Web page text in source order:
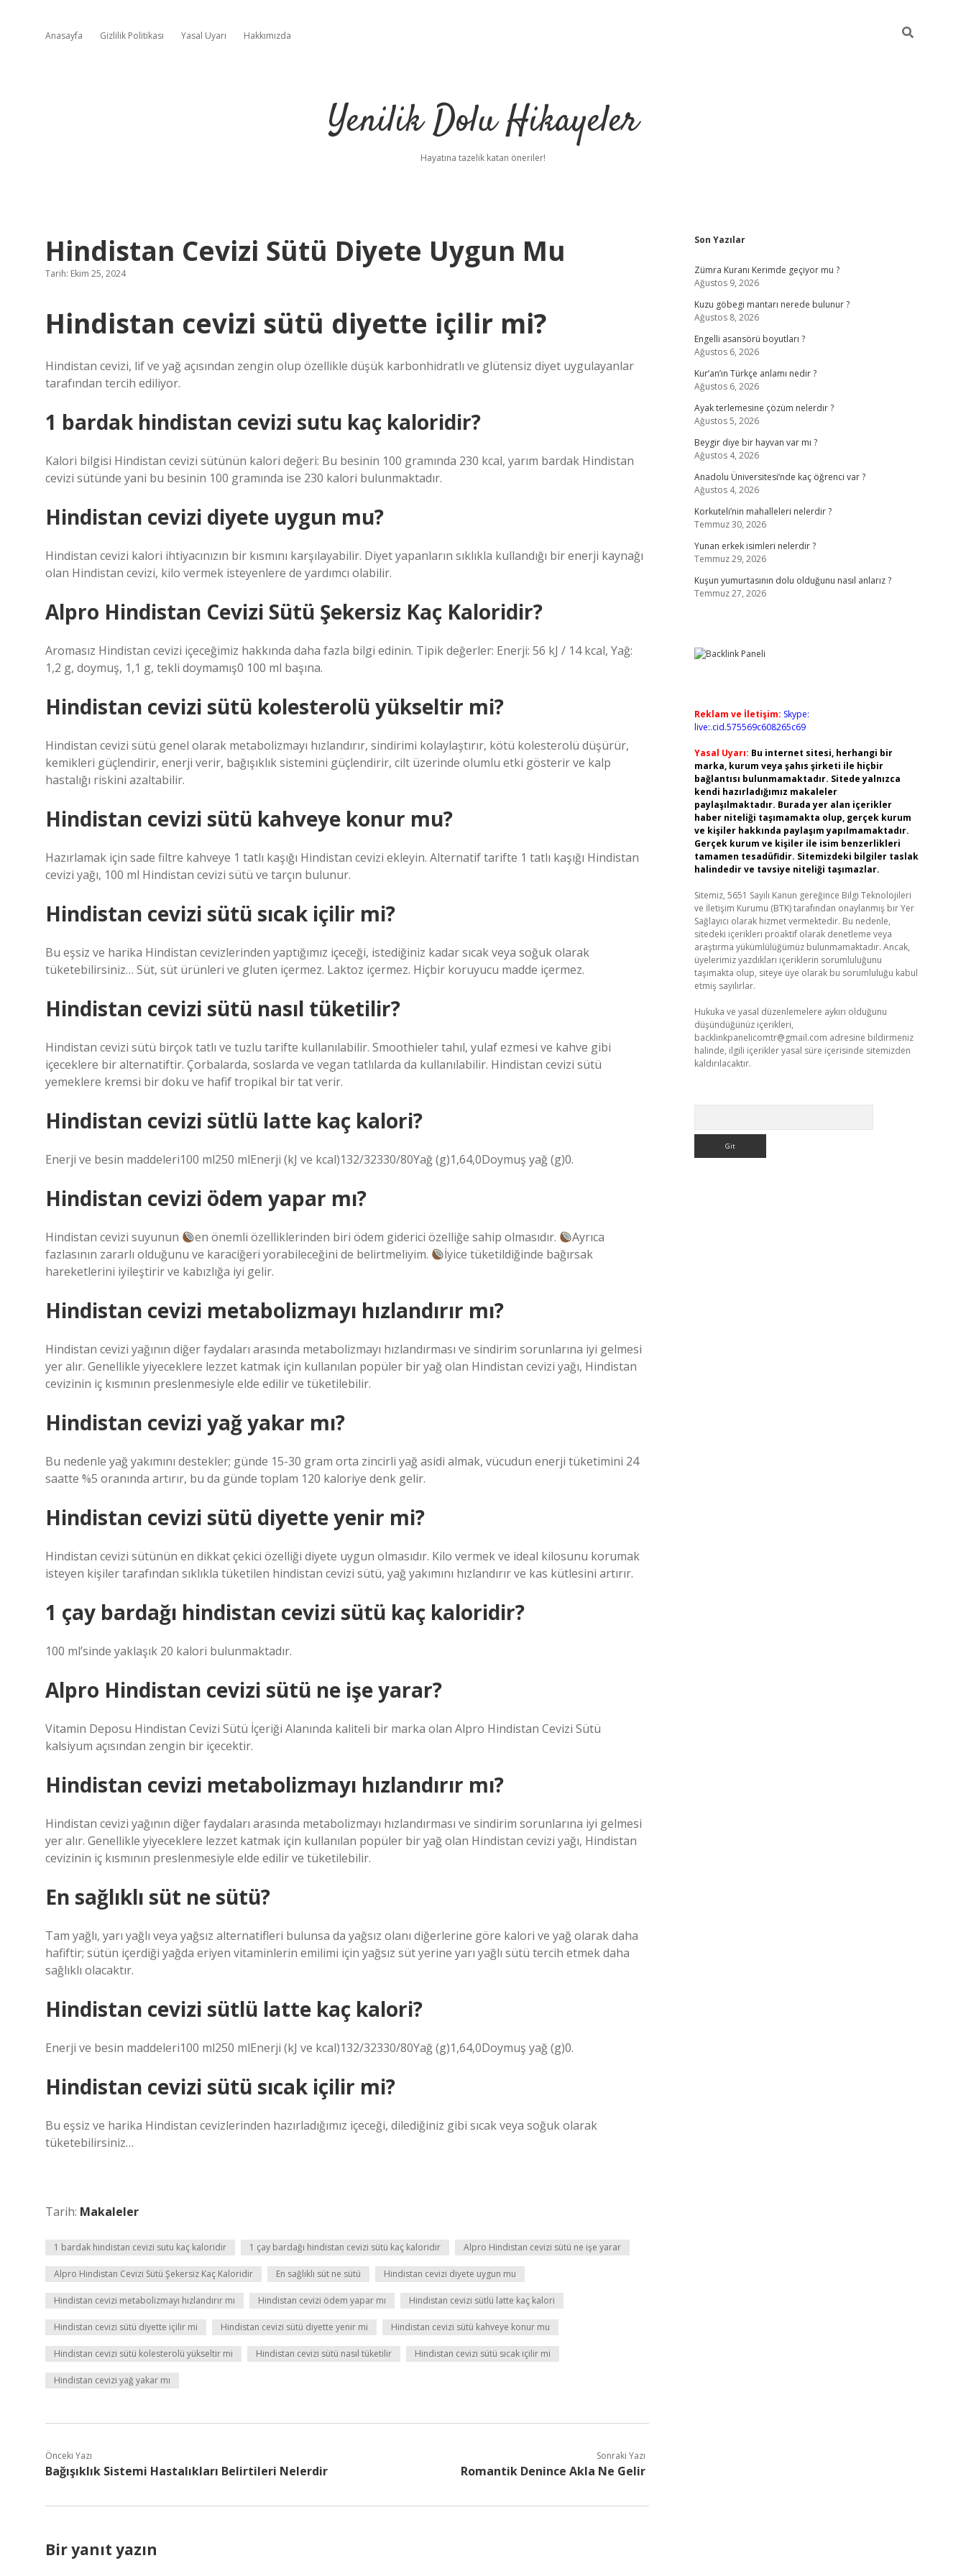
Anasayfa Gizlilik Politikası Yasal Uyarı Hakkımızda
Yenilik Dolu Hikayeler
Hayatına tazelik katan öneriler!
Hindistan Cevizi Sütü Diyete Uygun Mu
Tarih: Ekim 25, 2024
Hindistan cevizi sütü diyette içilir mi?
Hindistan cevizi, lif ve yağ açısından zengin olup özellikle düşük karbonhidratlı ve glütensiz diyet uygulayanlar
tarafından tercih ediliyor.
1 bardak hindistan cevizi sutu kaç kaloridir?
Kalori bilgisi Hindistan cevizi sütünün kalori değeri: Bu besinin 100 gramında 230 kcal, yarım bardak Hindistan
cevizi sütünde yani bu besinin 100 gramında ise 230 kalori bulunmaktadır.
Hindistan cevizi diyete uygun mu?
Hindistan cevizi kalori ihtiyacınızın bir kısmını karşılayabilir. Diyet yapanların sıklıkla kullandığı bir enerji kaynağı
olan Hindistan cevizi, kilo vermek isteyenlere de yardımcı olabilir.
Alpro Hindistan Cevizi Sütü Şekersiz Kaç Kaloridir?
Aromasız Hindistan cevizi içeceğimiz hakkında daha fazla bilgi edinin. Tipik değerler: Enerji: 56 kJ / 14 kcal, Yağ:
1,2 g, doymuş, 1,1 g, tekli doymamış0 100 ml başına.
Hindistan cevizi sütü kolesterolü yükseltir mi?
Hindistan cevizi sütü genel olarak metabolizmayı hızlandırır, sindirimi kolaylaştırır, kötü kolesterolü düşürür,
kemikleri güçlendirir, enerji verir, bağışıklık sistemini güçlendirir, cilt üzerinde olumlu etki gösterir ve kalp
hastalığı riskini azaltabilir.
Hindistan cevizi sütü kahveye konur mu?
Hazırlamak için sade filtre kahveye 1 tatlı kaşığı Hindistan cevizi ekleyin. Alternatif tarifte 1 tatlı kaşığı Hindistan
cevizi yağı, 100 ml Hindistan cevizi sütü ve tarçın bulunur.
Hindistan cevizi sütü sıcak içilir mi?
Bu eşsiz ve harika Hindistan cevizlerinden yaptığımız içeceği, istediğiniz kadar sıcak veya soğuk olarak
tüketebilirsiniz… Süt, süt ürünleri ve gluten içermez. Laktoz içermez. Hiçbir koruyucu madde içermez.
Hindistan cevizi sütü nasıl tüketilir?
Hindistan cevizi sütü birçok tatlı ve tuzlu tarifte kullanılabilir. Smoothieler tahıl, yulaf ezmesi ve kahve gibi
içeceklere bir alternatiftir. Çorbalarda, soslarda ve vegan tatlılarda da kullanılabilir. Hindistan cevizi sütü
yemeklere kremsi bir doku ve hafif tropikal bir tat verir.
Hindistan cevizi sütlü latte kaç kalori?
Enerji ve besin maddeleri100 ml250 mlEnerji (kJ ve kcal)132/32330/80Yağ (g)1,64,0Doymuş yağ (g)0.
Hindistan cevizi ödem yapar mı?
Hindistan cevizi suyunun en önemli özelliklerinden biri ödem giderici özelliğe sahip olmasıdır.
Ayrıca
fazlasının zararlı olduğunu ve karaciğeri yorabileceğini de belirtmeliyim.
İyice tüketildiğinde bağırsak
hareketlerini iyileştirir ve kabızlığa iyi gelir.
Hindistan cevizi metabolizmayı hızlandırır mı?
Hindistan cevizi yağının diğer faydaları arasında metabolizmayı hızlandırması ve sindirim sorunlarına iyi gelmesi
yer alır. Genellikle yiyeceklere lezzet katmak için kullanılan popüler bir yağ olan Hindistan cevizi yağı, Hindistan
cevizinin iç kısmının preslenmesiyle elde edilir ve tüketilebilir.
Hindistan cevizi yağ yakar mı?
Bu nedenle yağ yakımını destekler; günde 15-30 gram orta zincirli yağ asidi almak, vücudun enerji tüketimini 24
saatte %5 oranında artırır, bu da günde toplam 120 kaloriye denk gelir.
Hindistan cevizi sütü diyette yenir mi?
Hindistan cevizi sütünün en dikkat çekici özelliği diyete uygun olmasıdır. Kilo vermek ve ideal kilosunu korumak
isteyen kişiler tarafından sıklıkla tüketilen hindistan cevizi sütü, yağ yakımını hızlandırır ve kas kütlesini artırır.
1 çay bardağı hindistan cevizi sütü kaç kaloridir?
100 ml’sinde yaklaşık 20 kalori bulunmaktadır.
Alpro Hindistan cevizi sütü ne işe yarar?
Vitamin Deposu Hindistan Cevizi Sütü İçeriği Alanında kaliteli bir marka olan Alpro Hindistan Cevizi Sütü
kalsiyum açısından zengin bir içecektir.
Hindistan cevizi metabolizmayı hızlandırır mı?
Hindistan cevizi yağının diğer faydaları arasında metabolizmayı hızlandırması ve sindirim sorunlarına iyi gelmesi
yer alır. Genellikle yiyeceklere lezzet katmak için kullanılan popüler bir yağ olan Hindistan cevizi yağı, Hindistan
cevizinin iç kısmının preslenmesiyle elde edilir ve tüketilebilir.
En sağlıklı süt ne sütü?
Tam yağlı, yarı yağlı veya yağsız alternatifleri bulunsa da yağsız olanı diğerlerine göre kalori ve yağ olarak daha
hafiftir; sütün içerdiği yağda eriyen vitaminlerin emilimi için yağsız süt yerine yarı yağlı sütü tercih etmek daha
sağlıklı olacaktır.
Hindistan cevizi sütlü latte kaç kalori?
Enerji ve besin maddeleri100 ml250 mlEnerji (kJ ve kcal)132/32330/80Yağ (g)1,64,0Doymuş yağ (g)0.
Hindistan cevizi sütü sıcak içilir mi?
Bu eşsiz ve harika Hindistan cevizlerinden hazırladığımız içeceği, dilediğiniz gibi sıcak veya soğuk olarak
tüketebilirsiniz…
Tarih: Makaleler
1 bardak hindistan cevizi sutu kaç kaloridir 1 çay bardağı hindistan cevizi sütü kaç kaloridir Alpro Hindistan cevizi sütü ne işe yarar
Alpro Hindistan Cevizi Sütü Şekersiz Kaç Kaloridir En sağlıklı süt ne sütü Hindistan cevizi diyete uygun mu
Hindistan cevizi metabolizmayı hızlandırır mı Hindistan cevizi ödem yapar mı Hindistan cevizi sütlü latte kaç kalori
Hindistan cevizi sütü diyette içilir mi Hindistan cevizi sütü diyette yenir mi Hindistan cevizi sütü kahveye konur mu
Hindistan cevizi sütü kolesterolü yükseltir mi Hindistan cevizi sütü nasıl tüketilir Hindistan cevizi sütü sıcak içilir mi
Hindistan cevizi yağ yakar mı
Önceki Yazı
Bağışıklık Sistemi Hastalıkları Belirtileri Nelerdir
Sonraki Yazı
Romantik Denince Akla Ne Gelir
Bir yanıt yazın
Sidebar
Son Yazılar
Zümra Kuranı Kerimde geçiyor mu ?
Ağustos 9, 2026
Kuzu göbegi mantarı nerede bulunur ?
Ağustos 8, 2026
Engelli asansörü boyutları ?
Ağustos 6, 2026
Kur’an’ın Türkçe anlamı nedir ?
Ağustos 6, 2026
Ayak terlemesine çözüm nelerdir ?
Ağustos 5, 2026
Beygir diye bir hayvan var mı ?
Ağustos 4, 2026
Anadolu Üniversitesi’nde kaç öğrenci var ?
Ağustos 4, 2026
Korkuteli’nin mahalleleri nelerdir ?
Temmuz 30, 2026
Yunan erkek isimleri nelerdir ?
Temmuz 29, 2026
Kuşun yumurtasının dolu olduğunu nasıl anlarız ?
Temmuz 27, 2026
Reklam ve İletişim: Skype:
live:.cid.575569c608265c69
Yasal Uyarı: Bu internet sitesi, herhangi bir
marka, kurum veya şahıs şirketi ile hiçbir
bağlantısı bulunmamaktadır. Sitede yalnızca
kendi hazırladığımız makaleler
paylaşılmaktadır. Burada yer alan içerikler
haber niteliği taşımamakta olup, gerçek kurum
ve kişiler hakkında paylaşım yapılmamaktadır.
Gerçek kurum ve kişiler ile isim benzerlikleri
tamamen tesadüfidir. Sitemizdeki bilgiler taslak
halindedir ve tavsiye niteliği taşımazlar.
Sitemiz, 5651 Sayılı Kanun gereğince Bilgi Teknolojileri
ve İletişim Kurumu (BTK) tarafından onaylanmış bir Yer
Sağlayıcı olarak hizmet vermektedir. Bu nedenle,
sitedeki içerikleri proaktif olarak denetleme veya
araştırma yükümlülüğümüz bulunmamaktadır. Ancak,
üyelerimiz yazdıkları içeriklerin sorumluluğunu
taşımakta olup, siteye üye olarak bu sorumluluğu kabul
etmiş sayılırlar.
Hukuka ve yasal düzenlemelere aykırı olduğunu
düşündüğünüz içerikleri,
backlinkpanelicomtr@gmail.com adresine bildirmeniz
halinde, ilgili içerikler yasal süre içerisinde sitemizden
kaldırılacaktır.